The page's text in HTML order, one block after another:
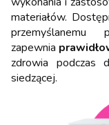
materiałów.
przemyślanemu
zapewnia
zdrowia podczas
siedzącej.